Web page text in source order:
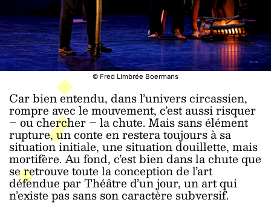
© Fred Limbrée Boermans
Car bien entendu, dans l’univers circassien,
rompre avec le mouvement, c’est aussi risquer
– ou chercher – la chute. Mais sans élément
rupture, un conte en restera toujours à sa
situation initiale, une situation douillette, mais
mortifère. Au fond, c’est bien dans la chute que
se retrouve toute la conception de l’art
défendue par Théâtre d’un jour, un art qui
n’existe pas sans son caractère subversif.